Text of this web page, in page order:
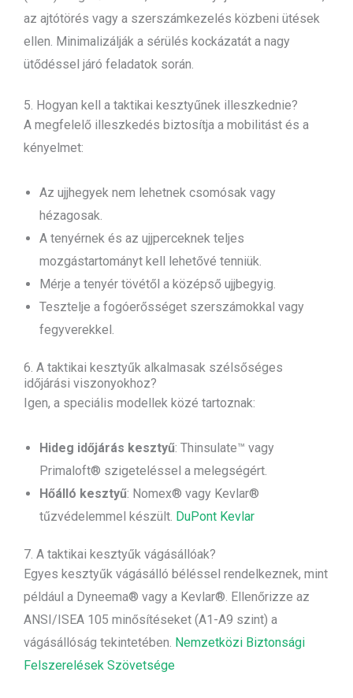
az ajtótörés vagy a szerszámkezelés közbeni ütések
ellen. Minimalizálják a sérülés kockázatát a nagy
ütődéssel járó feladatok során.
5. Hogyan kell a taktikai kesztyűnek illeszkednie?
A megfelelő illeszkedés biztosítja a mobilitást és a
kényelmet:
Az ujjhegyek nem lehetnek csomósak vagy
hézagosak.
A tenyérnek és az ujjperceknek teljes
mozgástartományt kell lehetővé tenniük.
Mérje a tenyér tövétől a középső ujjbegyig.
Tesztelje a fogóerősséget szerszámokkal vagy
fegyverekkel.
6. A taktikai kesztyűk alkalmasak szélsőséges
időjárási viszonyokhoz?
Igen, a speciális modellek közé tartoznak:
Hideg időjárás kesztyű: Thinsulate™ vagy
Primaloft® szigeteléssel a melegségért.
Hőálló kesztyű: Nomex® vagy Kevlar®
tűzvédelemmel készült. DuPont Kevlar
7. A taktikai kesztyűk vágásállóak?
Egyes kesztyűk vágásálló béléssel rendelkeznek, mint
például a Dyneema® vagy a Kevlar®. Ellenőrizze az
ANSI/ISEA 105 minősítéseket (A1-A9 szint) a
vágásállóság tekintetében. Nemzetközi Biztonsági
Felszerelések Szövetsége